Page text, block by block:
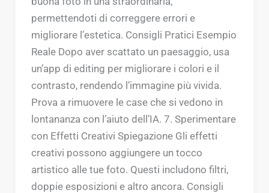
permettendoti di correggere errori e
migliorare l’estetica. Consigli Pratici Esempio
Reale Dopo aver scattato un paesaggio, usa
un’app di editing per migliorare i colori e il
contrasto, rendendo l’immagine più vivida.
Prova a rimuovere le case che si vedono in
lontananza con l’aiuto dell’IA. 7. Sperimentare
con Effetti Creativi Spiegazione Gli effetti
creativi possono aggiungere un tocco
artistico alle tue foto. Questi includono filtri,
doppie esposizioni e altro ancora. Consigli